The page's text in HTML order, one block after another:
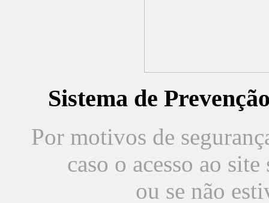
Sistema de
Por motivos de
caso o acesso ao
ou se não